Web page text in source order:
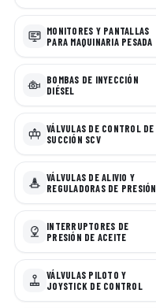
MONITORES Y PANTALLAS
PARA MAQUINARIA PESADA
BOMBAS DE INYECCIÓN
DIÉSEL
VÁLVULAS DE CONTROL DE
SUCCIÓN SCV
VÁLVULAS DE ALIVIO Y
REGULADORAS DE PRESIÓN
INTERRUPTORES DE
PRESIÓN DE ACEITE
VÁLVULAS PILOTO Y
JOYSTICK DE CONTROL